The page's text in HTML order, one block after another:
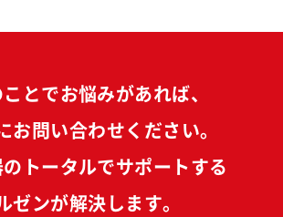
とでお悩みがあれば、
お問い合わせください。
トータルでサポートする
ゼンが解決します。